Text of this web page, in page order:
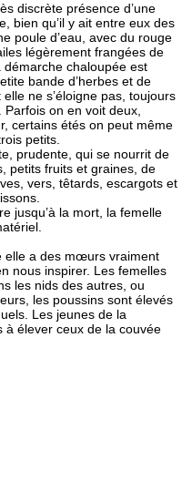
discrète présence d’une
bien qu’il y ait entre eux des
poule d’eau, avec du rouge
légèrement frangées de
chaloupée est
bande d’herbes et de
ne s’éloigne pas, toujours
on en voit deux,
certains étés on peut même
petits.
prudente, qui se nourrit de
petits fruits et graines, de
vers, têtards, escargots et
jusqu’à la mort, la femelle
elle a des mœurs vraiment
nous inspirer. Les femelles
les nids des autres, ou
les poussins sont élevés
Les jeunes de la
à élever ceux de la couvée